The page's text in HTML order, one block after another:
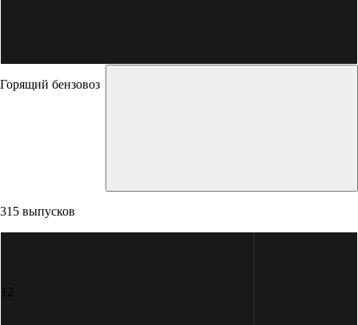
Горящий бензовоз
315 выпусков
12